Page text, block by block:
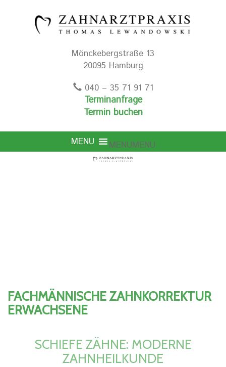
Mönckebergstraße 13
20095 Hamburg
040 – 35 71 91 71
Terminanfrage
Termin buchen
MENUMENU
FACHMÄNNISCHE ZAHNKORREKTUR
ERWACHSENE
SCHIEFE ZÄHNE: MODERNE
ZAHNHEILKUNDE